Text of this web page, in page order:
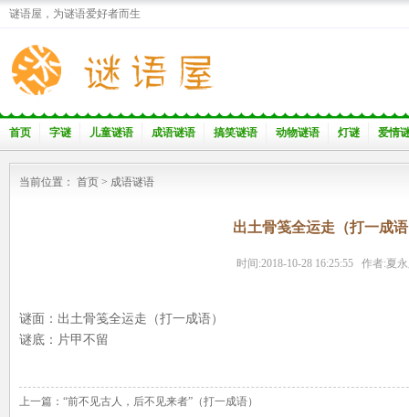
谜语屋，为谜语爱好者而生
首页 字谜 儿童谜语 成语谜语 搞笑谜语 动物谜语 灯谜 爱情
当前位置： 首页 > 成语谜语
出土骨笺全运走（打一成
时间:2018-10-28 16:25:55 作者:夏
谜面：出土骨笺全运走（打一成语）
谜底：片甲不留
上一篇： “前不见古人，后不见来者”（打一成语）